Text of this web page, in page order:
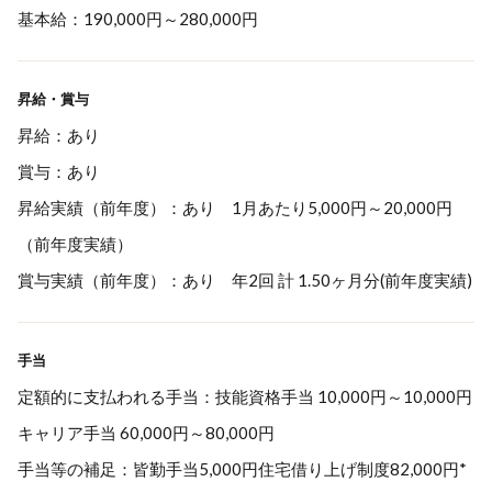
基本給：190,000円～280,000円
昇給・賞与
昇給：あり
賞与：あり
昇給実績（前年度）：あり 1月あたり5,000円～20,000円
（前年度実績）
賞与実績（前年度）：あり 年2回 計 1.50ヶ月分(前年度実績)
手当
定額的に支払われる手当：技能資格手当 10,000円～10,000円
キャリア手当 60,000円～80,000円
手当等の補足：皆勤手当5,000円住宅借り上げ制度82,000円*